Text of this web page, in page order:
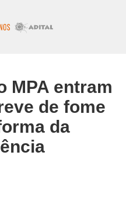
MPA entram
de fome
da